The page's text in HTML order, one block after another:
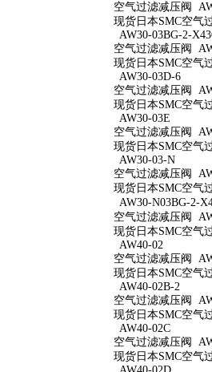
空气过滤减压阀
现货日本SMC空气
AW30-03BG-2-
空气过滤减压阀
现货日本SMC空气
AW30-03D-6
空气过滤减压阀
现货日本SMC空气
AW30-03E
空气过滤减压阀
现货日本SMC空气
AW30-03-N
空气过滤减压阀
现货日本SMC空气
AW30-N03BG-2-
空气过滤减压阀
现货日本SMC空气
AW40-02
空气过滤减压阀
现货日本SMC空气
AW40-02B-2
空气过滤减压阀
现货日本SMC空气
AW40-02C
空气过滤减压阀
现货日本SMC空气